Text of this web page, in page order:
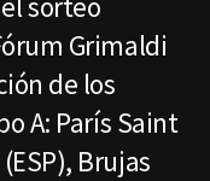
Grimaldi
de los
A: París Saint
Brujas